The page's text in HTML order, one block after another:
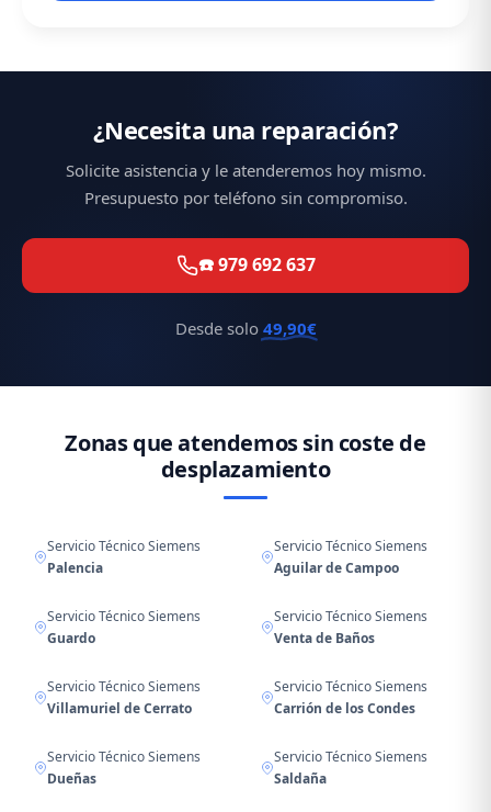
¿Necesita una reparación?
Solicite asistencia y le atenderemos hoy mismo.
Presupuesto por teléfono sin compromiso.
☎️ 979 692 637
Desde solo 49,90€
Zonas que atendemos sin coste de
desplazamiento
Servicio Técnico Siemens
Palencia
Servicio Técnico Siemens
Aguilar de Campoo
Servicio Técnico Siemens
Guardo
Servicio Técnico Siemens
Venta de Baños
Servicio Técnico Siemens
Villamuriel de Cerrato
Servicio Técnico Siemens
Carrión de los Condes
Servicio Técnico Siemens
Dueñas
Servicio Técnico Siemens
Saldaña